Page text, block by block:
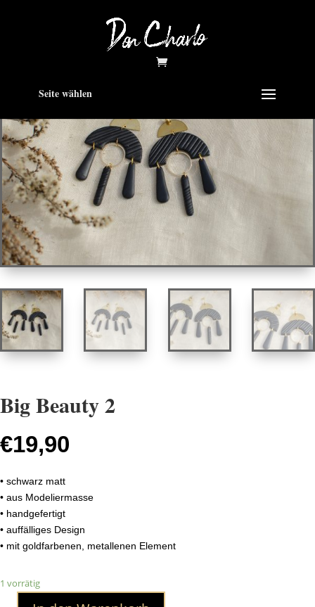
Seite wählen
Big Beauty 2
€19,90
• schwarz matt
• aus Modeliermasse
• handgefertigt
• auffälliges Design
• mit goldfarbenen, metallenen Element
1 vorrätig